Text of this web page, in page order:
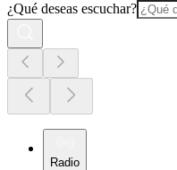
¿Qué deseas escuchar?
Radio